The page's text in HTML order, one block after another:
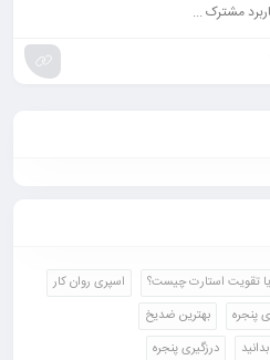
مشترک ...
یا تقویت استارت چیست؟
اسپری روان کار
پنجره
بهترین ضدیخ
درزگیری پنجره